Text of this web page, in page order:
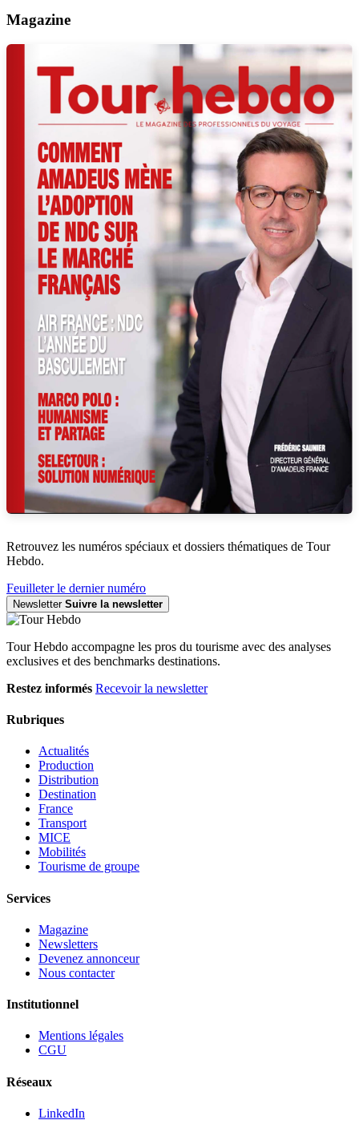
Magazine
Retrouvez les numéros spéciaux et dossiers thématiques de Tour
Hebdo.
Feuilleter le dernier numéro
Newsletter Suivre la newsletter
Tour Hebdo accompagne les pros du tourisme avec des analyses
exclusives et des benchmarks destinations.
Restez informés Recevoir la newsletter
Rubriques
Actualités
Production
Distribution
Destination
France
Transport
MICE
Mobilités
Tourisme de groupe
Services
Magazine
Newsletters
Devenez annonceur
Nous contacter
Institutionnel
Mentions légales
CGU
Réseaux
LinkedIn